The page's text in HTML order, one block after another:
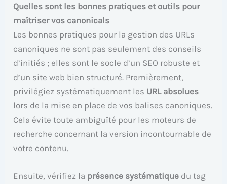
Quelles sont les bonnes pratiques et outils pour
maîtriser vos canonicals
Les bonnes pratiques pour la gestion des URLs
canoniques ne sont pas seulement des conseils
d’initiés ; elles sont le socle d’un SEO robuste et
d’un site web bien structuré. Premièrement,
privilégiez systématiquement les URL absolues
lors de la mise en place de vos balises canoniques.
Cela évite toute ambiguïté pour les moteurs de
recherche concernant la version incontournable de
votre contenu.
Ensuite, vérifiez la présence systématique du tag